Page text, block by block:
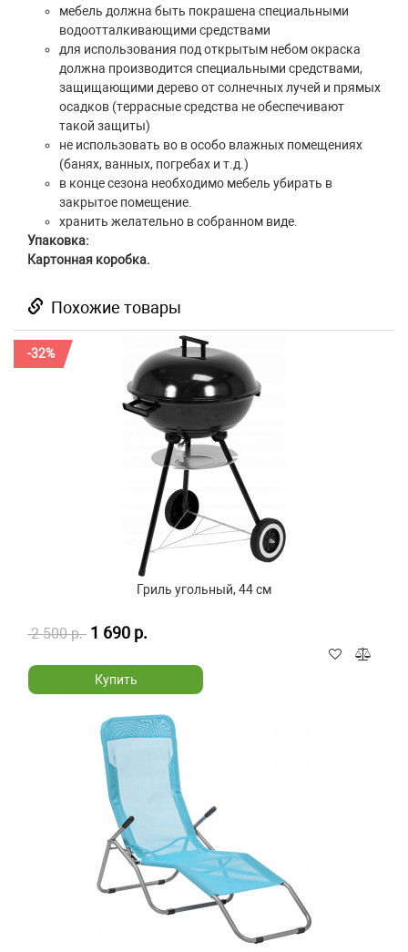
мебель должна быть покрашена специальными
водоотталкивающими средствами
для использования под открытым небом окраска
должна производится специальными средствами,
защищающими дерево от солнечных лучей и прямых
осадков (террасные средства не обеспечивают
такой защиты)
не использовать во в особо влажных помещениях
(банях, ванных, погребах и т.д.)
в конце сезона необходимо мебель убирать в
закрытое помещение.
хранить желательно в собранном виде.
Упаковка:
Картонная коробка.
Похожие товары
-32%
Гриль угольный, 44 см
2 500 р. 1 690 р.
Купить